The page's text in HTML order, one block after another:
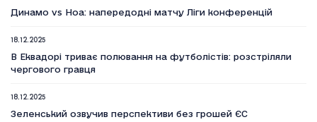
Динамо vs Ноа: напередодні матчу Ліги конференцій
18.12.2025
В Еквадорі триває полювання на футболістів: розстріляли
чергового гравця
18.12.2025
Зеленський озвучив перспективи без грошей ЄС